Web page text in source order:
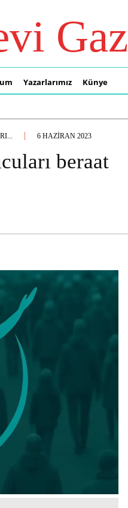
Yazarlarımız Künye
6 HAZIRAN 2023
beraat